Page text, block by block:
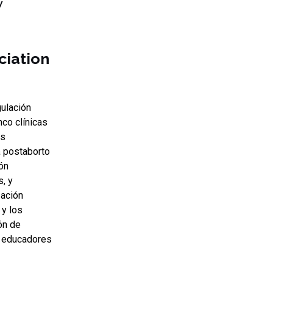
clínicas
postaborto
y
los
de